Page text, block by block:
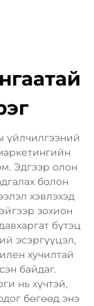
үйлчилгээний
Эдгээр олон
болон
хэвлэхэд
зохион
бүтэц
эсэргүүцэл,
хучилтай
байдаг.
нь хүчтэй,
бөгөөд энэ